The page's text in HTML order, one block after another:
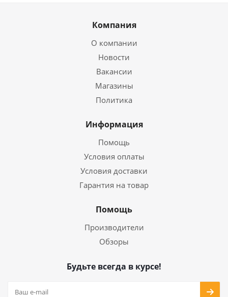
Компания
О компании
Новости
Вакансии
Магазины
Политика
Информация
Помощь
Условия оплаты
Условия доставки
Гарантия на товар
Помощь
Производители
Обзоры
Будьте всегда в курсе!